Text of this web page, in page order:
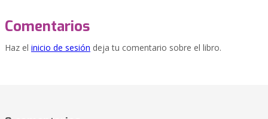
Comentarios
Haz el inicio de sesión deja tu comentario sobre el libro.